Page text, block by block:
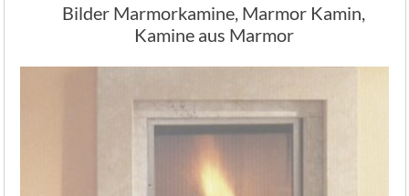
Bilder Marmorkamine, Marmor Kamin,
Kamine aus Marmor